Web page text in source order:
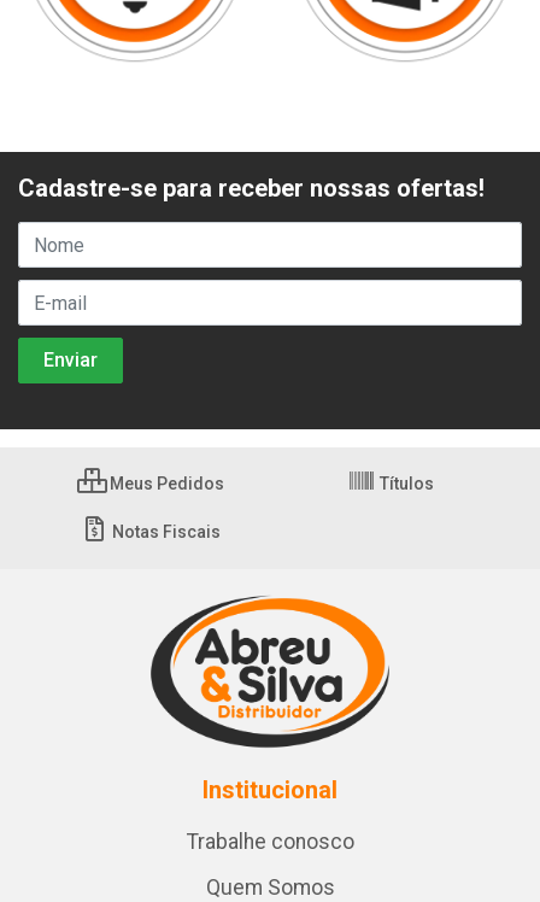
Cadastre-se para receber nossas ofertas!
Meus Pedidos Títulos
Notas Fiscais
Institucional
Trabalhe conosco
Quem Somos